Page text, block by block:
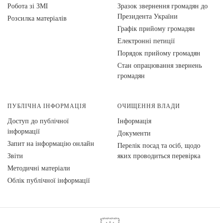
Робота зі ЗМІ
Розсилка матеріалів
Зразок звернення громадян до
Президента України
Графік прийому громадян
Електронні петиції
Порядок прийому громадян
Стан опрацювання звернень
громадян
ПУБЛІЧНА ІНФОРМАЦІЯ
Доступ до публічної
інформації
Запит на інформацію онлайн
Звіти
Методичні матеріали
Облік публічної інформації
ОЧИЩЕННЯ ВЛАДИ
Інформація
Документи
Перелік посад та осіб, щодо
яких проводиться перевірка